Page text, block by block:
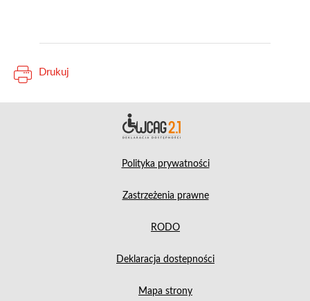
Drukuj
Polityka prywatności
Zastrzeżenia prawne
RODO
Deklaracja dostepności
Mapa strony